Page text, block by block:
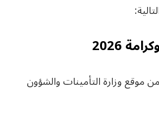
2026
وزارة التأمينات والشؤون